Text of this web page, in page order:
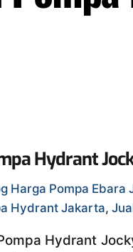
Hydrant
Harga Pompa Ebara
Hydrant Jakarta,
Hydrant